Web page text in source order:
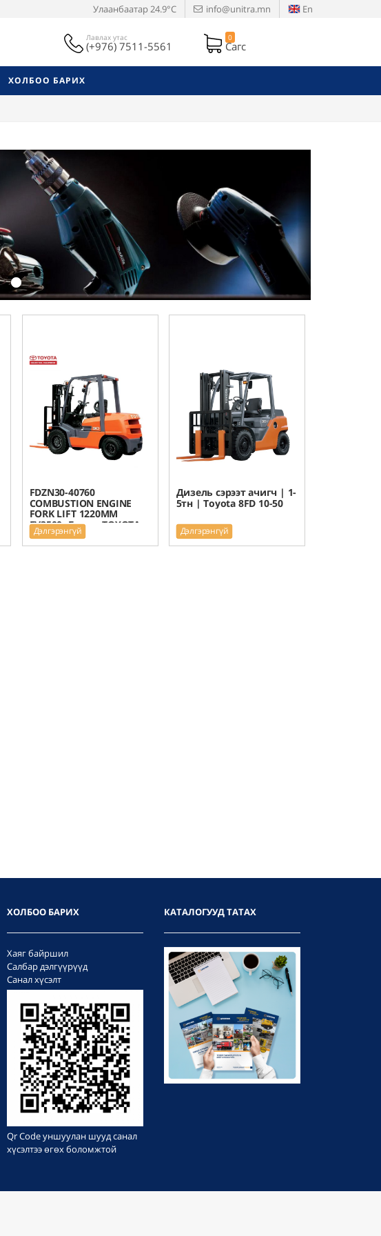
Улаанбаатар24.9°C info@unitra.mn En
Лавлах утас
(+976) 7511-5561
0
Сагс
ХОЛБОО БАРИХ
FDZN30-40760
COMBUSTION ENGINE
FORK LIFT 1220MM
FV3500 -Брэнд: TOYOTA
/JAPAN/
Дэлгэрэнгүй
Дизель сэрээт ачигч | 1-
5тн | Toyota 8FD 10-50
Дэлгэрэнгүй
ХОЛБОО БАРИХ
Хаяг байршил
Салбар дэлгүүрүүд
Санал хүсэлт
Qr Code уншуулан шууд санал
хүсэлтээ өгөх боломжтой
КАТАЛОГУУД ТАТАХ